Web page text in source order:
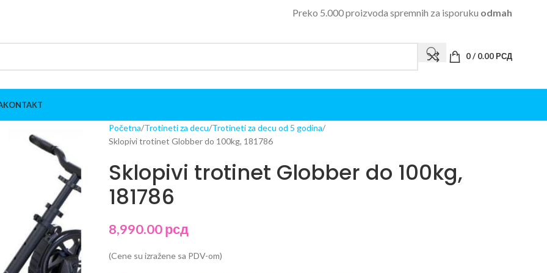
Preko 5.000 proizvoda spremnih za isporuku odmah
0/ 0.00РСД
KONTAKT
Početna Trotineti za decu Trotineti za decu od 5 godina
Sklopivi trotinet Globber do 100kg, 181786
Sklopivi trotinet Globber do 100kg,
181786
8,990.00рсд
(Cene su izražene sa PDV-om)